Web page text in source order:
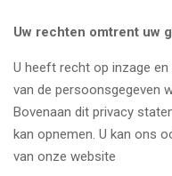
Uw rechten omtrent uw
U heeft recht op inzage
van de persoonsgegeven
Bovenaan dit privacy
kan opnemen. U kan ons
van onze website